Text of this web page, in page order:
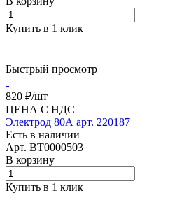
Купить в 1 клик
Быстрый просмотр
820 ₽/шт
ЦЕНА С НДС
Электрод 80А арт. 220187
Есть в наличии
Арт. BT0000503
В корзину
Купить в 1 клик